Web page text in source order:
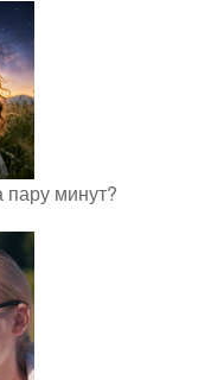
пару минут?